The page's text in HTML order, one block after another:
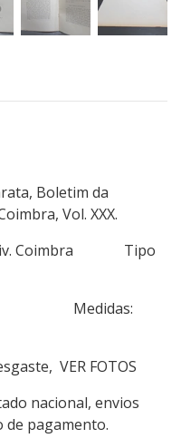
Boletim da
Vol. XXX.
Coimbra
Tipo
Medidas:
VER FOTOS
nacional, envios
de pagamento.